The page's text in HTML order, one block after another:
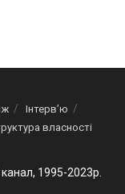
Інтерв’ю
власності
1995-2023р.